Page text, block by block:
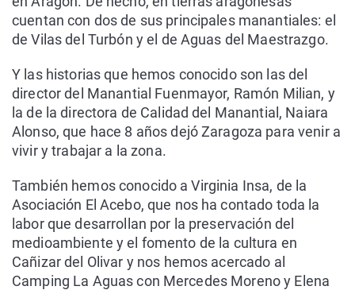
cuentan con dos de sus principales manantiales: el
de Vilas del Turbón y el de Aguas del Maestrazgo.
Y las historias que hemos conocido son las del
director del Manantial Fuenmayor, Ramón Milian, y
la de la directora de Calidad del Manantial, Naiara
Alonso, que hace 8 años dejó Zaragoza para venir a
vivir y trabajar a la zona.
También hemos conocido a Virginia Insa, de la
Asociación El Acebo, que nos ha contado toda la
labor que desarrollan por la preservación del
medioambiente y el fomento de la cultura en
Cañizar del Olivar y nos hemos acercado al
Camping La Aguas con Mercedes Moreno y Elena